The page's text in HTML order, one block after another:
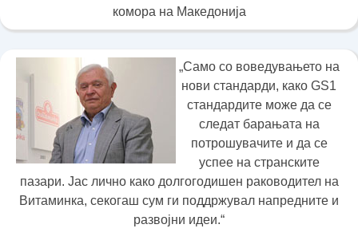
комора на Македонија
„Само со воведувањето на
нови стандарди, како GS1
стандардите може да се
следат барањата на
потрошувачите и да се
успее на странските
пазари. Јас лично како долгогодишен раководител на
Витаминка, секогаш сум ги поддржувал напредните и
развојни идеи.“